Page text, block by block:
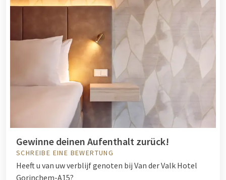
Gewinne deinen Aufenthalt zurück!
SCHREIBE EINE BEWERTUNG
Heeft u van uw verblijf genoten bij Van der Valk Hotel
Gorinchem-A15?